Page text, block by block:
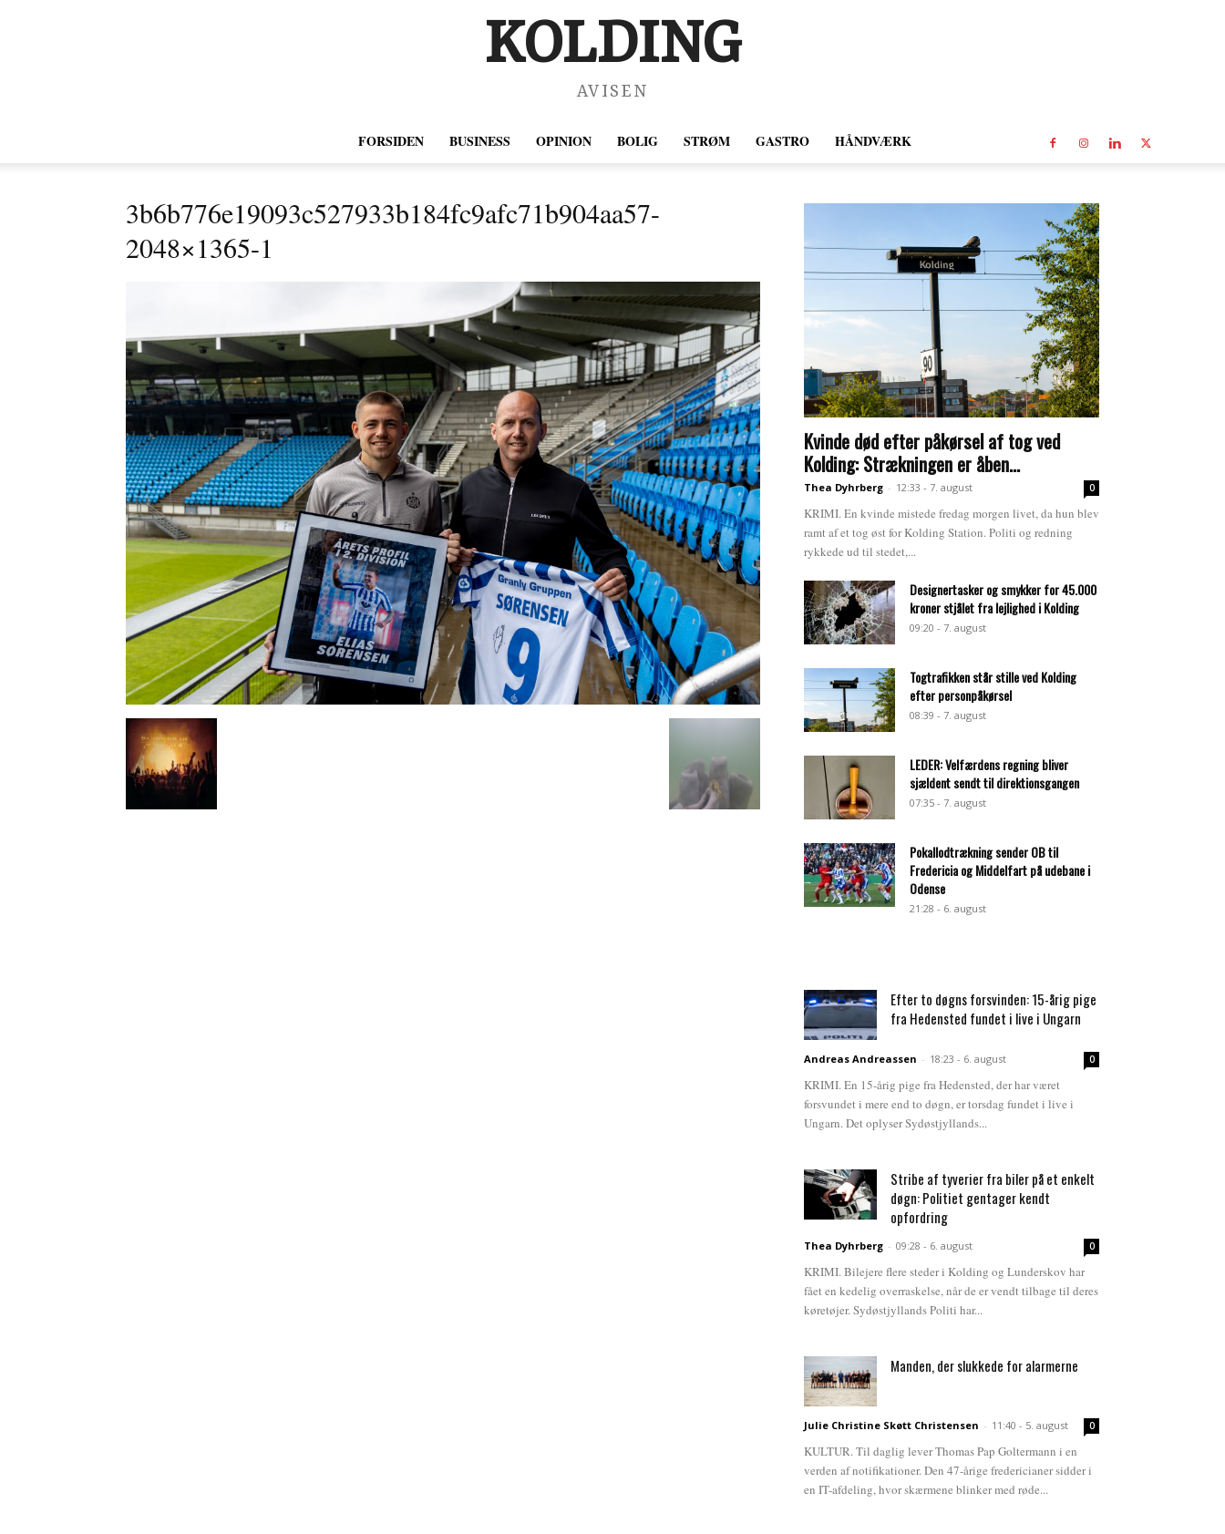
KOLDING
AVISEN
FORSIDEN BUSINESS OPINION BOLIG STRØM GASTRO HÅNDVÆRK
3b6b776e19093c527933b184fc9afc71b904aa57-
2048×1365-1
Kvinde død efter påkørsel af tog ved
Kolding: Strækningen er åben...
Thea Dyhrberg - 12:33 - 7. august 0
KRIMI. En kvinde mistede fredag morgen livet, da hun blev
ramt af et tog øst for Kolding Station. Politi og redning
rykkede ud til stedet,...
Designertasker og smykker for 45.000
kroner stjålet fra lejlighed i Kolding
09:20 - 7. august
Togtrafikken står stille ved Kolding
efter personpåkørsel
08:39 - 7. august
LEDER: Velfærdens regning bliver
sjældent sendt til direktionsgangen
07:35 - 7. august
Pokallodtrækning sender OB til
Fredericia og Middelfart på udebane i
Odense
21:28 - 6. august
Efter to døgns forsvinden: 15-årig pige
fra Hedensted fundet i live i Ungarn
Andreas Andreassen - 18:23 - 6. august 0
KRIMI. En 15-årig pige fra Hedensted, der har været
forsvundet i mere end to døgn, er torsdag fundet i live i
Ungarn. Det oplyser Sydøstjyllands...
Stribe af tyverier fra biler på et enkelt
døgn: Politiet gentager kendt
opfordring
Thea Dyhrberg - 09:28 - 6. august 0
KRIMI. Bilejere flere steder i Kolding og Lunderskov har
fået en kedelig overraskelse, når de er vendt tilbage til deres
køretøjer. Sydøstjyllands Politi har...
Manden, der slukkede for alarmerne
Julie Christine Skøtt Christensen - 11:40 - 5. august 0
KULTUR. Til daglig lever Thomas Pap Goltermann i en
verden af notifikationer. Den 47-årige fredericianer sidder i
en IT-afdeling, hvor skærmene blinker med røde...